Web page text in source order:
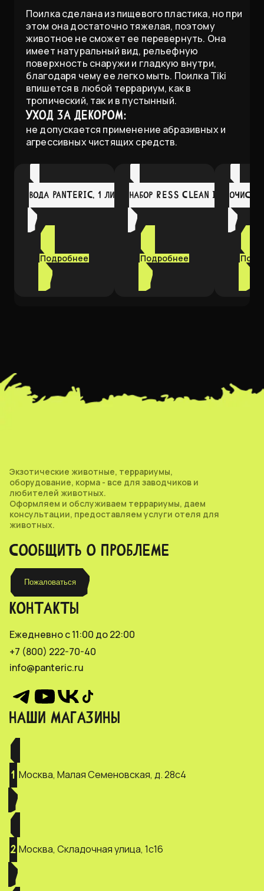
Поилка сделана из пищевого пластика, но при
этом она достаточно тяжелая, поэтому
животное не сможет ее перевернуть. Она
имеет натуральный вид, рельефную
поверхность снаружи и гладкую внутри,
благодаря чему ее легко мыть. Поилка Tiki
впишется в любой террариум, как в
тропический, так и в пустынный.
Уход за декором:
не допускается применение абразивных и
агрессивных чистящих средств.
Вода Panteric, 1 литр
Подробнее
Набор RESS Clean It! для
Подробнее
Экзотические животные, террариумы,
оборудование, корма - все для заводчиков и
любителей животных.
Оформляем и обслуживаем террариумы, даем
консультации, предоставляем услуги отеля для
животных.
СООБЩИТЬ О ПРОБЛЕМЕ
Пожаловаться
НАШИ МАГАЗИНЫ
1 Москва, Малая Семеновская, д. 28с4
2 Москва, Складочная улица, 1с16
КОНТАКТЫ
Ежедневно с 11:00 до 22:00
+7 (800) 222-70-40
info@panteric.ru